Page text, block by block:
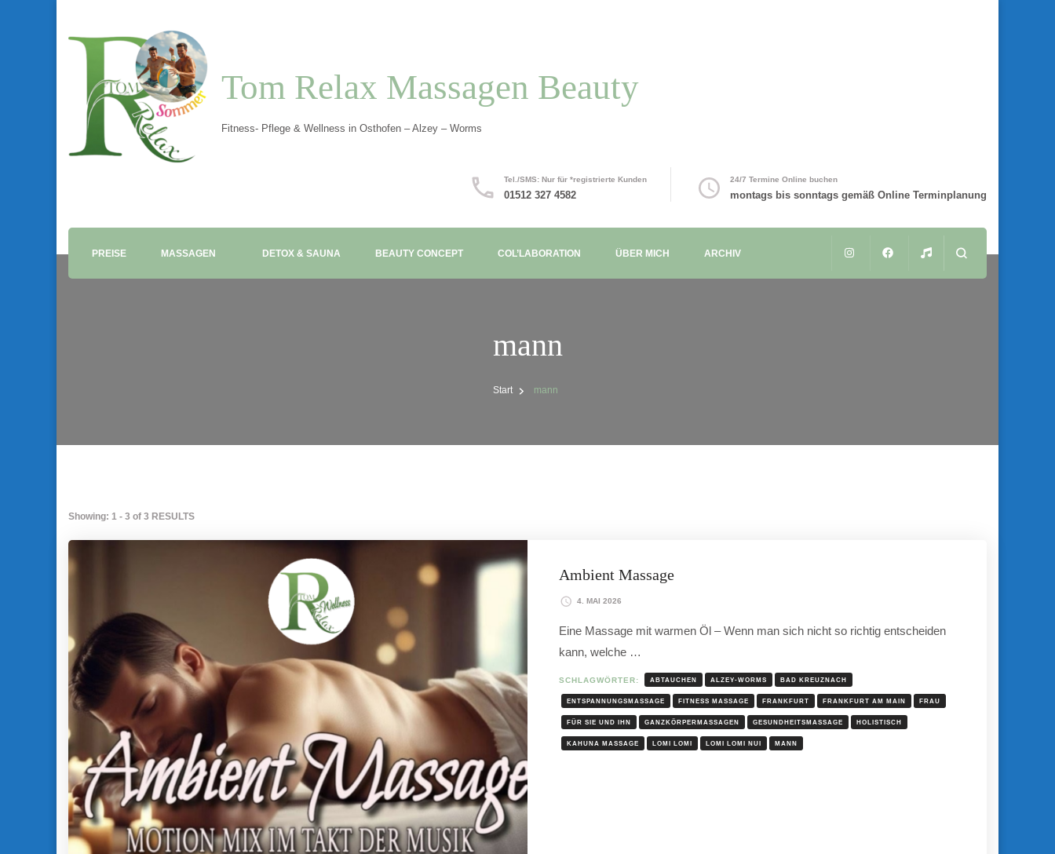
Tom Relax Massagen Beauty
Fitness- Pflege & Wellness in Osthofen – Alzey – Worms
Tel./SMS: Nur für *registrierte Kunden
01512 327 4582
24/7 Termine Online buchen
montags bis sonntags gemäß Online Terminplanung
PREISE MASSAGEN DETOX & SAUNA BEAUTY CONCEPT COL’LABORATION ÜBER MICH ARCHIV
mann
Start mann
Showing: 1 - 3 of 3 RESULTS
Ambient Massage
4. MAI 2026
Eine Massage mit warmen Öl – Wenn man sich nicht so richtig entscheiden
kann, welche …
SCHLAGWÖRTER: ABTAUCHEN ALZEY-WORMS BAD KREUZNACH
ENTSPANNUNGSMASSAGE FITNESS MASSAGE FRANKFURT FRANKFURT AM MAIN FRAU
FÜR SIE UND IHN GANZKÖRPERMASSAGEN GESUNDHEITSMASSAGE HOLISTISCH
KAHUNA MASSAGE LOMI LOMI LOMI LOMI NUI MANN